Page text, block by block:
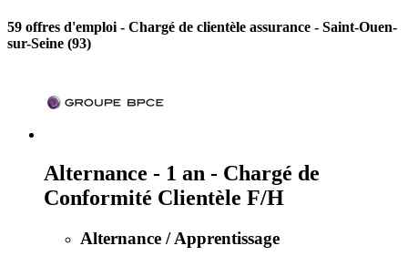
59 offres d'emploi - Chargé de clientèle assurance - Saint-Ouen-
sur-Seine (93)
Alternance - 1 an - Chargé de
Conformité Clientèle F/H
Alternance / Apprentissage